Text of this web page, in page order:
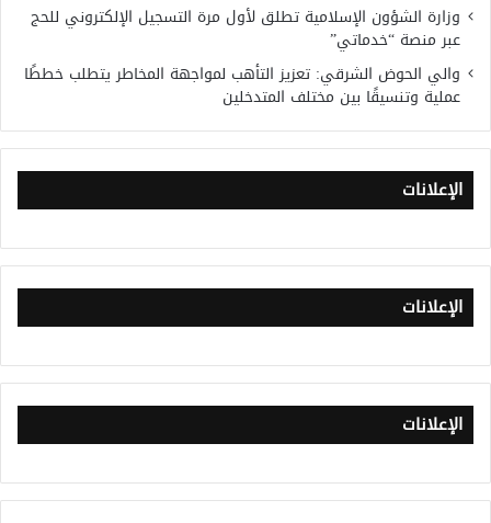
وزارة الشؤون الإسلامية تطلق لأول مرة التسجيل الإلكتروني للحج
عبر منصة “خدماتي”
والي الحوض الشرقي: تعزيز التأهب لمواجهة المخاطر يتطلب خططًا
عملية وتنسيقًا بين مختلف المتدخلين
الإعلانات
الإعلانات
الإعلانات